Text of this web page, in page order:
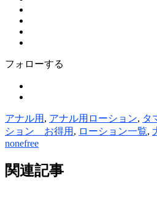
フォローする
アナル用 , アナル用ローション, タ
ション お得用 , ローション一覧,
nonefree
関連記事